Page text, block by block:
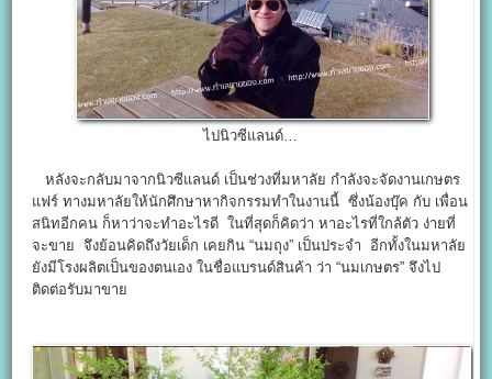
ไปนิวซีแลนด์…
หลังจะกลับมาจากนิวซีแลนด์ เป็นช่วงที่มหาลัย กำลังจะจัดงานเกษตร
แฟร์ ทางมหาลัยให้นักศึกษาหากิจกรรมทำในงานนี้ ซึ่งน้องบุ๊ค กับ เพื่อน
สนิทอีกคน ก็หาว่าจะทำอะไรดี ในที่สุดก็คิดว่า หาอะไรที่ใกล้ตัว ง่ายที่
จะขาย จึงย้อนคิดถึงวัยเด็ก เคยกิน “นมถุง” เป็นประจำ อีกทั้งในมหาลัย
ยังมีโรงผลิตเป็นของตนเอง ในชื่อแบรนด์สินค้า ว่า “นมเกษตร” จึงไป
ติดต่อรับมาขาย